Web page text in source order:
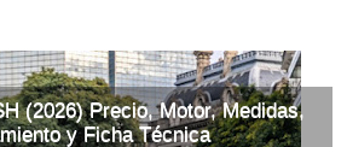
(2026) Precio, Motor, Medidas,
y Ficha Técnica